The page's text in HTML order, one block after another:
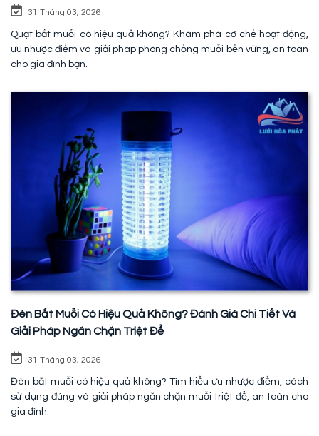
31 Tháng 03, 2026
Quạt bắt muỗi có hiệu quả không? Khám phá cơ chế hoạt động,
ưu nhược điểm và giải pháp phòng chống muỗi bền vững, an toàn
cho gia đình bạn.
Đèn Bắt Muỗi Có Hiệu Quả Không? Đánh Giá Chi Tiết Và
Giải Pháp Ngăn Chặn Triệt Để
31 Tháng 03, 2026
Đèn bắt muỗi có hiệu quả không? Tìm hiểu ưu nhược điểm, cách
sử dụng đúng và giải pháp ngăn chặn muỗi triệt để, an toàn cho
gia đình.